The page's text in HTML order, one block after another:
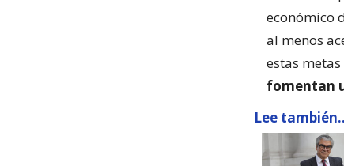
económico
al menos
estas
fomentan
Lee